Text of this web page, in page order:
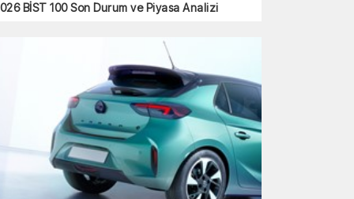
BİST 100 Son Durum ve Piyasa Analizi